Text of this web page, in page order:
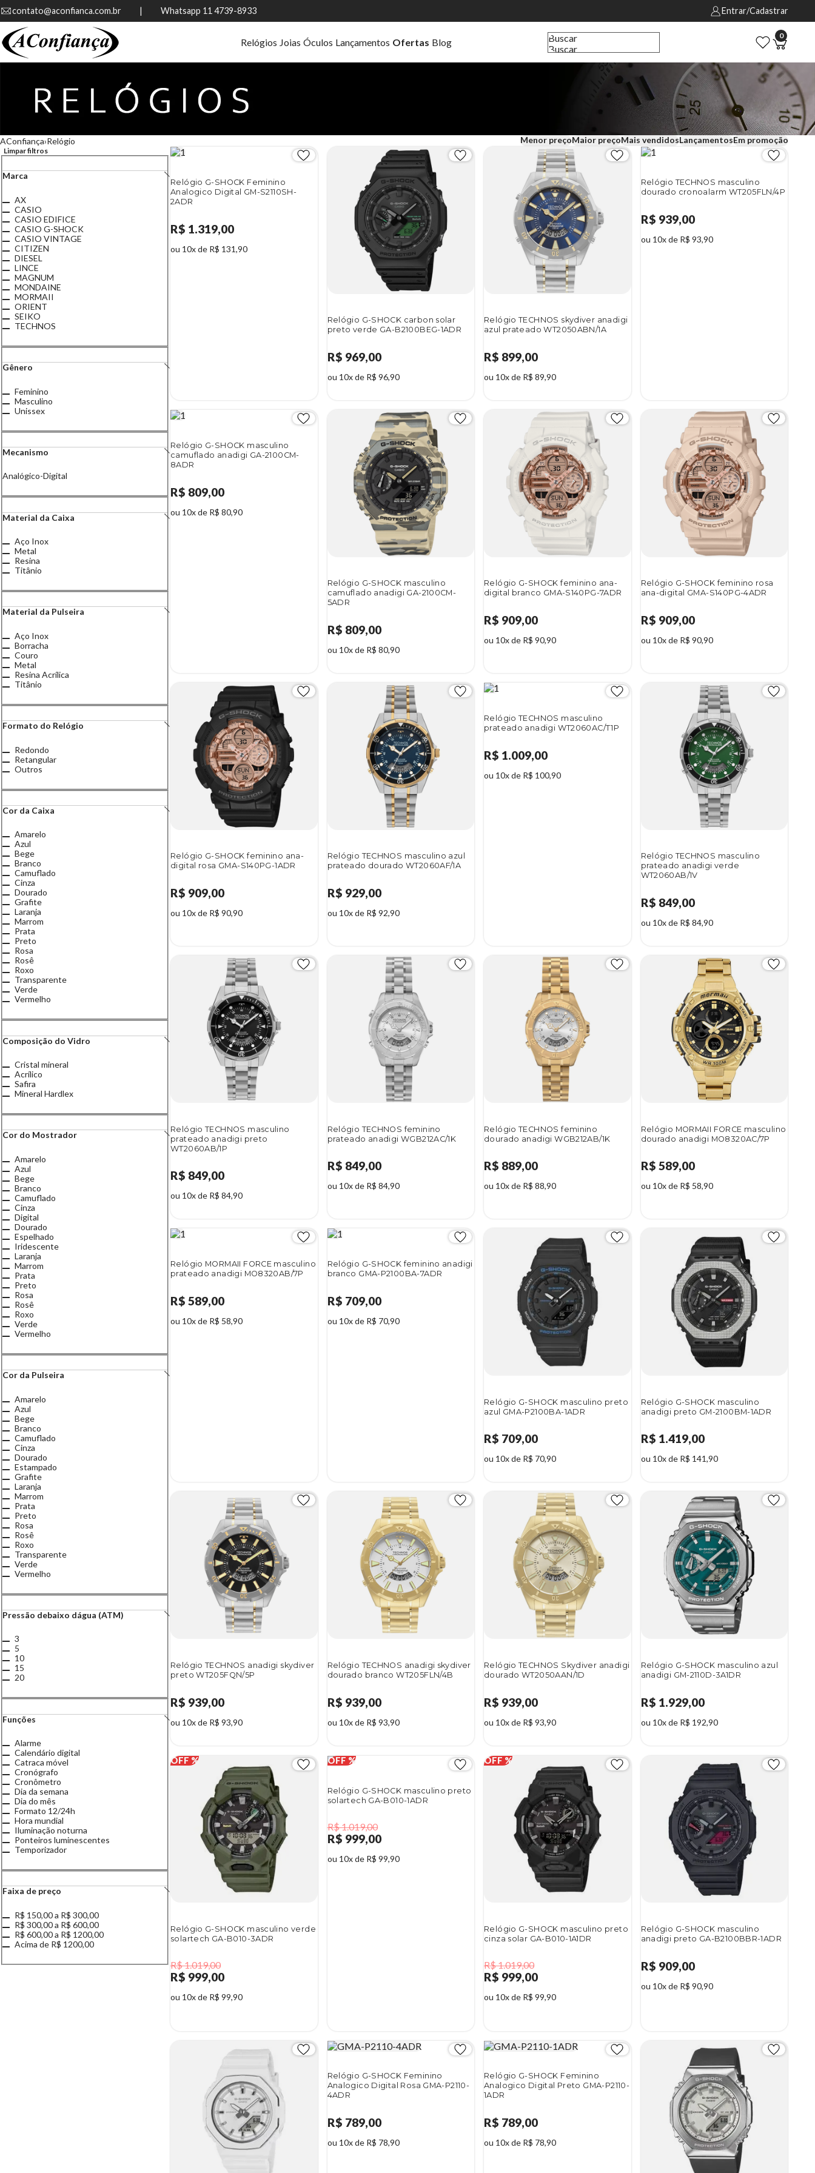
contato@aconfianca.com.br          |          Whatsapp 11 4739-8933 Entrar/Cadastrar
Relógios Joias Óculos Lançamentos Ofertas Blog
Buscar
Buscar
0
AConfiança Relógio Menor preçoMaior preçoMais vendidosLançamentosEm promoção
Limpar filtros
Marca
AX
CASIO
CASIO EDIFICE
CASIO G-SHOCK
CASIO VINTAGE
CITIZEN
DIESEL
LINCE
MAGNUM
MONDAINE
MORMAII
ORIENT
SEIKO
TECHNOS
Gênero
Feminino
Masculino
Unissex
Mecanismo
Analógico-Digital
Material da Caixa
Aço Inox
Metal
Resina
Titânio
Material da Pulseira
Aço Inox
Borracha
Couro
Metal
Resina Acrílica
Titânio
Formato do Relógio
Redondo
Retangular
Outros
Cor da Caixa
Amarelo
Azul
Bege
Branco
Camuflado
Cinza
Dourado
Grafite
Laranja
Marrom
Prata
Preto
Rosa
Rosê
Roxo
Transparente
Verde
Vermelho
Composição do Vidro
Cristal mineral
Acrílico
Safira
Mineral Hardlex
Cor do Mostrador
Amarelo
Azul
Bege
Branco
Camuflado
Cinza
Digital
Dourado
Espelhado
Iridescente
Laranja
Marrom
Prata
Preto
Rosa
Rosê
Roxo
Verde
Vermelho
Cor da Pulseira
Amarelo
Azul
Bege
Branco
Camuflado
Cinza
Dourado
Estampado
Grafite
Laranja
Marrom
Prata
Preto
Rosa
Rosê
Roxo
Transparente
Verde
Vermelho
Pressão debaixo dágua (ATM)
3
5
10
15
20
Funções
Alarme
Calendário digital
Catraca móvel
Cronógrafo
Cronômetro
Dia da semana
Dia do mês
Formato 12/24h
Hora mundial
Iluminação noturna
Ponteiros luminescentes
Temporizador
Faixa de preço
R$ 150,00 a R$ 300,00
R$ 300,00 a R$ 600,00
R$ 600,00 a R$ 1200,00
Acima de R$ 1200,00
Relógio G-SHOCK Feminino
Analogico Digital GM-S2110SH-
2ADR
R$ 1.319,00
ou 10x de R$ 131,90
Relógio G-SHOCK carbon solar
preto verde GA-B2100BEG-1ADR
R$ 969,00
ou 10x de R$ 96,90
Relógio TECHNOS skydiver anadigi
azul prateado WT2050ABN/1A
R$ 899,00
ou 10x de R$ 89,90
Relógio TECHNOS masculino
dourado cronoalarm WT205FLN/4P
R$ 939,00
ou 10x de R$ 93,90
Relógio G-SHOCK masculino
camuflado anadigi GA-2100CM-
8ADR
R$ 809,00
ou 10x de R$ 80,90
Relógio G-SHOCK masculino
camuflado anadigi GA-2100CM-
5ADR
R$ 809,00
ou 10x de R$ 80,90
Relógio G-SHOCK feminino ana-
digital branco GMA-S140PG-7ADR
R$ 909,00
ou 10x de R$ 90,90
Relógio G-SHOCK feminino rosa
ana-digital GMA-S140PG-4ADR
R$ 909,00
ou 10x de R$ 90,90
Relógio G-SHOCK feminino ana-
digital rosa GMA-S140PG-1ADR
R$ 909,00
ou 10x de R$ 90,90
Relógio TECHNOS masculino azul
prateado dourado WT2060AF/1A
R$ 929,00
ou 10x de R$ 92,90
Relógio TECHNOS masculino
prateado anadigi WT2060AC/T1P
R$ 1.009,00
ou 10x de R$ 100,90
Relógio TECHNOS masculino
prateado anadigi verde
WT2060AB/1V
R$ 849,00
ou 10x de R$ 84,90
Relógio TECHNOS masculino
prateado anadigi preto
WT2060AB/1P
R$ 849,00
ou 10x de R$ 84,90
Relógio TECHNOS feminino
prateado anadigi WGB212AC/1K
R$ 849,00
ou 10x de R$ 84,90
Relógio TECHNOS feminino
dourado anadigi WGB212AB/1K
R$ 889,00
ou 10x de R$ 88,90
Relógio MORMAII FORCE masculino
dourado anadigi MO8320AC/7P
R$ 589,00
ou 10x de R$ 58,90
Relógio MORMAII FORCE masculino
prateado anadigi MO8320AB/7P
R$ 589,00
ou 10x de R$ 58,90
Relógio G-SHOCK feminino anadigi
branco GMA-P2100BA-7ADR
R$ 709,00
ou 10x de R$ 70,90
Relógio G-SHOCK masculino preto
azul GMA-P2100BA-1ADR
R$ 709,00
ou 10x de R$ 70,90
Relógio G-SHOCK masculino
anadigi preto GM-2100BM-1ADR
R$ 1.419,00
ou 10x de R$ 141,90
Relógio TECHNOS anadigi skydiver
preto WT205FQN/5P
R$ 939,00
ou 10x de R$ 93,90
Relógio TECHNOS anadigi skydiver
dourado branco WT205FLN/4B
R$ 939,00
ou 10x de R$ 93,90
Relógio TECHNOS Skydiver anadigi
dourado WT2050AAN/1D
R$ 939,00
ou 10x de R$ 93,90
Relógio G-SHOCK masculino azul
anadigi GM-2110D-3A1DR
R$ 1.929,00
ou 10x de R$ 192,90
Relógio G-SHOCK masculino verde
solartech GA-B010-3ADR
R$ 1.019,00
R$ 999,00
ou 10x de R$ 99,90
Relógio G-SHOCK masculino preto
solartech GA-B010-1ADR
R$ 1.019,00
R$ 999,00
ou 10x de R$ 99,90
Relógio G-SHOCK masculino preto
cinza solar GA-B010-1A1DR
R$ 1.019,00
R$ 999,00
ou 10x de R$ 99,90
Relógio G-SHOCK masculino
anadigi preto GA-B2100BBR-1ADR
R$ 909,00
ou 10x de R$ 90,90
Relógio G-SHOCK Feminino
Analogico Digital Rosa GMA-P2110-
4ADR
R$ 789,00
ou 10x de R$ 78,90
Relógio G-SHOCK Feminino
Analogico Digital Preto GMA-P2110-
1ADR
R$ 789,00
ou 10x de R$ 78,90